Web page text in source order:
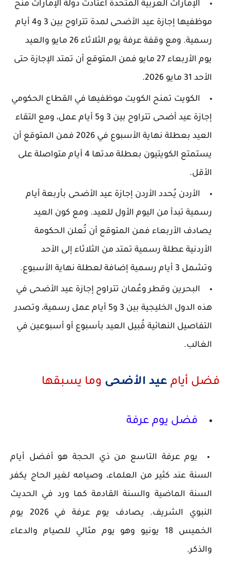
الإمارات العربية المتحدة اعتادت دولة الإمارات منح
موظفيها إجازة عيد الأضحى لمدة تتراوح بين 3 و4 أيام
رسمية. ومع وقفة عرفة يوم الثلاثاء 26 مايو والعيد
يوم الأربعاء 27 مايو فمن المتوقع أن تمتد الإجازة حتى
الأحد 31 مايو 2026.
الكويت تمنح الكويت موظفيها في القطاع الحكومي
إجازة عيد أضحى تتراوح بين 3 و5 أيام عمل، ومع التقاء
العيد بعطلة نهاية الأسبوع في 2026 فمن المتوقع أن
يستمتع الكويتيون بعطلة مدتها 4 أيام متواصلة على
الأقل.
الأردن يُحدد الأردن إجازة عيد الأضحى بأربعة أيام
رسمية تبدأ من اليوم الأول للعيد. ومع كون العيد
يصادف الأربعاء فمن المتوقع أن تُعلن الحكومة
الأردنية عطلة رسمية تمتد من الثلاثاء إلى الأحد
وتشمل 3 أيام رسمية إضافة لعطلة نهاية الأسبوع.
البحرين وقطر وعُمان تتراوح إجازة عيد الأضحى في
هذه الدول الخليجية بين 3 و5 أيام عمل رسمية، وتصدر
التفاصيل النهائية قُبيل العيد بأسبوع أو أسبوعين في
الغالب.
فضل أيام عيد الأضحى وما يسبقها
فضل يوم عرفة
يوم عرفة التاسع من ذي الحجة هو أفضل أيام
السنة عند كثير من العلماء، وصيامه لغير الحاج يكفر
السنة الماضية والسنة القادمة كما ورد في الحديث
النبوي الشريف. يصادف يوم عرفة في 2026 يوم
الخميس 18 يونيو وهو يوم مثالي للصيام والدعاء
والذكر.